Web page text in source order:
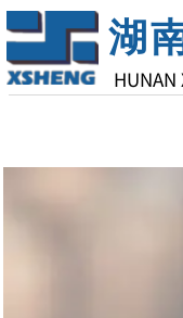
湖
HUNAN